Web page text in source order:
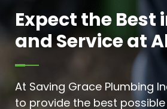
Expect the Best
and Service at
At Saving Grace Plumbing
to provide the best